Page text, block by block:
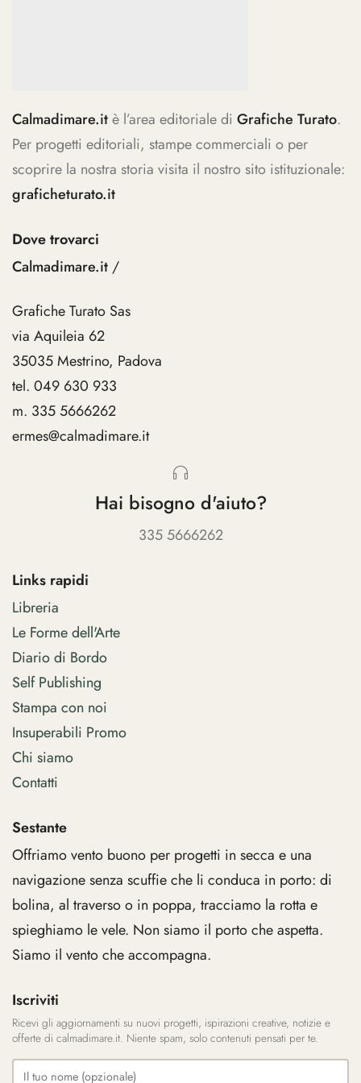
Calmadimare.itè l’area editoriale di Grafiche Turato.
Per progetti editoriali, stampe commerciali o per
scoprire la nostra storia visita il nostro sito istituzionale:
graficheturato.it
Dove trovarci
Calmadimare.it /
Grafiche Turato Sas
via Aquileia 62
35035 Mestrino, Padova
tel. 049 630 933
m. 335 5666262
ermes@calmadimare.it
Hai bisogno d'aiuto?
335 5666262
Links rapidi
Libreria
Le Forme dell'Arte
Diario di Bordo
Self Publishing
Stampa con noi
Insuperabili Promo
Chi siamo
Contatti
Sestante
Offriamo vento buono per progetti in secca e una
navigazione senza scuffie che li conduca in porto: di
bolina, al traverso o in poppa, tracciamo la rotta e
spieghiamo le vele. Non siamo il porto che aspetta.
Siamo il vento che accompagna.
Iscriviti
Ricevi gli aggiornamenti su nuovi progetti, ispirazioni creative, notizie e
offerte di calmadimare.it. Niente spam, solo contenuti pensati per te.